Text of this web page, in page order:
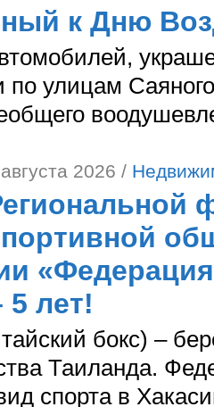
к Дню
по улицам
2026 /
5 лет!
бокс) –
Таиланда.
спорта в